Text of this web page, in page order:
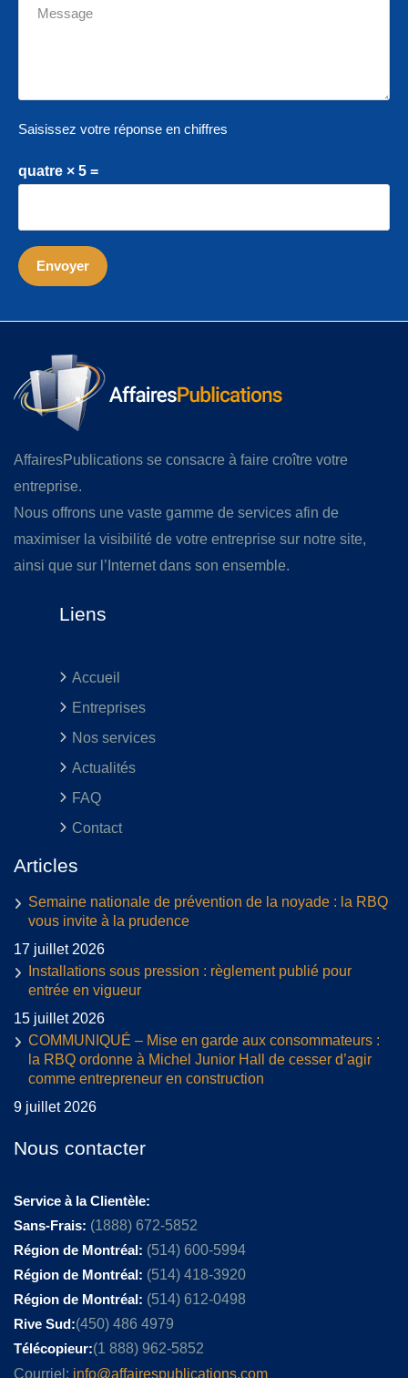
Saisissez votre réponse en chiffres
quatre × 5 =
AffairesPublications se consacre à faire croître votre
entreprise.
Nous offrons une vaste gamme de services afin de
maximiser la visibilité de votre entreprise sur notre site,
ainsi que sur l’Internet dans son ensemble.
Liens
Accueil
Entreprises
Nos services
Actualités
FAQ
Contact
Articles
Semaine nationale de prévention de la noyade : la RBQ
vous invite à la prudence
17 juillet 2026
Installations sous pression : règlement publié pour
entrée en vigueur
15 juillet 2026
COMMUNIQUÉ – Mise en garde aux consommateurs :
la RBQ ordonne à Michel Junior Hall de cesser d’agir
comme entrepreneur en construction
9 juillet 2026
Nous contacter
Service à la Clientèle:
Sans-Frais: (1888) 672-5852
Région de Montréal: (514) 600-5994
Région de Montréal: (514) 418-3920
Région de Montréal: (514) 612-0498
Rive Sud:(450) 486 4979
Télécopieur:(1 888) 962-5852
Courriel: info@affairespublications.com